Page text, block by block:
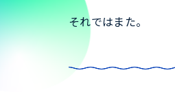
それではまた。